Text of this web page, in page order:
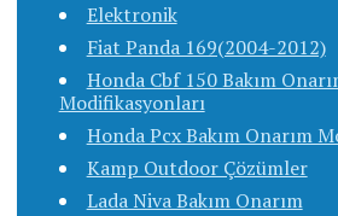
Elektronik
Fiat Panda 169(2004-2012)
Honda Cbf 150 Bakım
Modifikasyonları
Honda Pcx Bakım Onarım
Kamp Outdoor Çözümler
Lada Niva Bakım Onarım